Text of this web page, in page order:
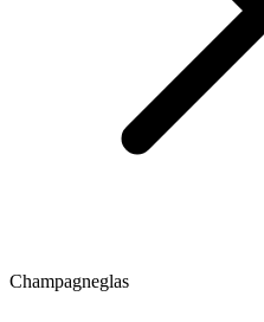
Champagneglas